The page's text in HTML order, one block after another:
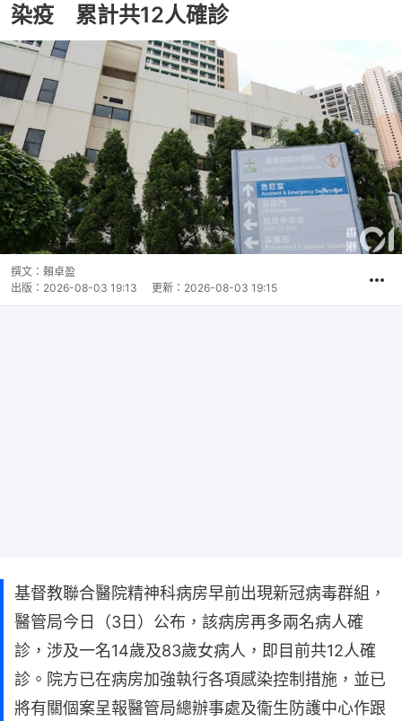
染疫 累計共12人確診
撰文： 賴卓盈
出版： 2026-08-03 19:13 更新： 2026-08-03 19:15
基督教聯合醫院精神科病房早前出現新冠病毒群組，
醫管局今日（3日）公布，該病房再多兩名病人確
診，涉及一名14歲及83歲女病人，即目前共12人確
診。院方已在病房加強執行各項感染控制措施，並已
將有關個案呈報醫管局總辦事處及衞生防護中心作跟